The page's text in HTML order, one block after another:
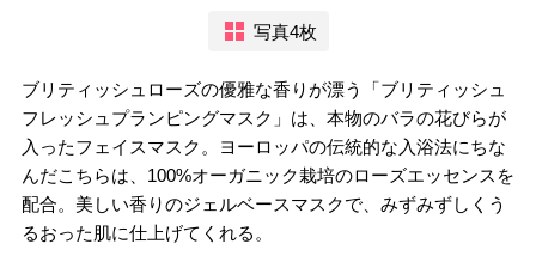
写真4枚
ブリティッシュローズの優雅な香りが漂う「ブリティッシュ
フレッシュプランピングマスク」は、本物のバラの花びらが
入ったフェイスマスク。ヨーロッパの伝統的な入浴法にちな
んだこちらは、100%オーガニック栽培のローズエッセンスを
配合。美しい香りのジェルベースマスクで、みずみずしくう
るおった肌に仕上げてくれる。